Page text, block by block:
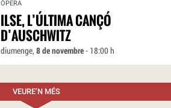
ÒPERA
ILSE, L’ÚLTIMA CANÇÓ
D’AUSCHWITZ
diumenge,8 de novembre- 18:00 h
VEURE’N MÉS